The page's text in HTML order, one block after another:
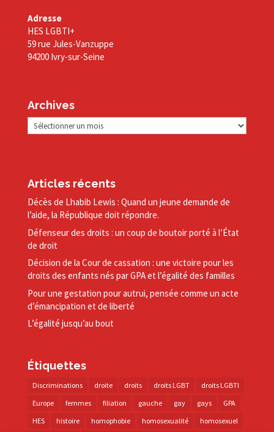
Adresse
HES LGBTI+
59 rue Jules-Vanzuppe
94200 Ivry-sur-Seine
Archives
Archives
Articles récents
Décès de Lhabib Lewis : Quand un jeune demande de
l’aide, la République doit répondre.
Défenseur des droits : un coup de boutoir porté à l’État
de droit
Décision de la Cour de cassation : une victoire pour les
droits des enfants nés par GPA et l’égalité des familles
Pour une gestation pour autrui, pensée comme un acte
d’émancipation et de liberté
L’égalité jusqu’au bout
Étiquettes
Discriminations droite droits droits LGBT
droits LGBTI
Europe
femmes filiation gauche gay gays
GPA
HES
histoire homophobie homosexualité homosexuel